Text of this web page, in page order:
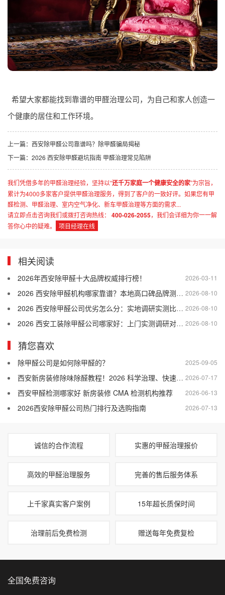
希望大家都能找到靠谱的甲醛治理公司，为自己和家人创造一
个健康的居住和工作环境。
上一篇： 西安除甲醛公司靠谱吗？除甲醛骗局揭秘
下一篇： 2026 西安除甲醛避坑指南 甲醛治理常见陷阱
我们凭借多年的甲醛治理经验，坚持以“还千万家庭一个健康安全的家”为宗旨，
累计为4000多家客户提供甲醛治理服务，得到了客户的一致好评。如果您有甲
醛检测、甲醛治理、室内空气净化、新车甲醛治理等方面的需求...
请立即点击咨询我们或拨打咨询热线：
400-026-2055，我们会详细为你一一解
答你心中的疑难。
项目经理在线
相关阅读
2026-03-11
2026年西安除甲醛十大品牌权威排行榜！
2026-08-10
2026 西安除甲醛机构哪家靠谱？本地高口碑品牌测评与科学选购技巧
2026-08-10
2026 西安除甲醛公司优劣怎么分：实地调研实测比对参考
2026-08-10
2026 西安工装除甲醛公司哪家好：上门实测调研对比报告
猜您喜欢
2025-09-05
除甲醛公司是如何除甲醛的？
2026-07-17
西安新房装修除味除醛教程！2026 科学治理、快速入住指南
2026-06-13
西安甲醛检测哪家好 新房装修 CMA 检测机构推荐
2026-07-13
2026西安除甲醛公司热门排行及选购指南
诚信的合作流程 实惠的甲醛治理报价
高效的甲醛治理服务 完善的售后服务体系
上千家真实客户案例 15年超长质保时间
治理前后免费检测 赠送每年免费复检
全国免费咨询